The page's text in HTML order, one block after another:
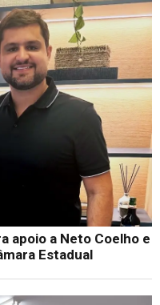
apoio a Neto Coelho e
Estadual